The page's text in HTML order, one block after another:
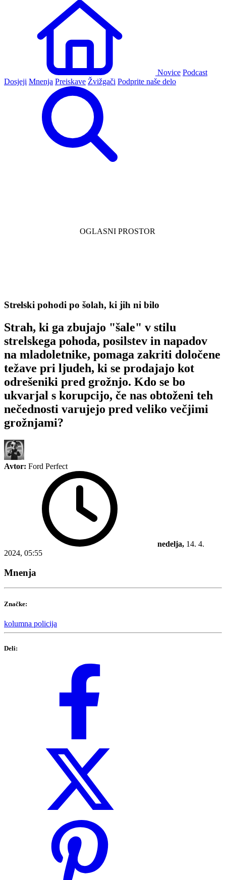
Novice Podcast
Dosjeji Mnenja Preiskave Žvižgači Podprite naše delo
Strelski pohodi po šolah, ki jih ni bilo
Strah, ki ga zbujajo "šale" v stilu
strelskega pohoda, posilstev in napadov
na mladoletnike, pomaga zakriti določene
težave pri ljudeh, ki se prodajajo kot
odrešeniki pred grožnjo. Kdo se bo
ukvarjal s korupcijo, če nas obtoženi teh
nečednosti varujejo pred veliko večjimi
grožnjami?
Avtor: Ford Perfect
nedelja, 14. 4.
2024, 05:55
Mnenja
Značke:
kolumna policija
Deli: